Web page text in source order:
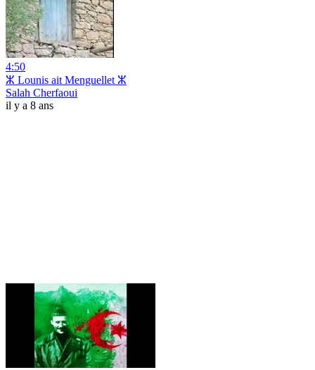
4:50
ⵣ Lounis ait Menguellet ⵣ
Salah Cherfaoui
il y a 8 ans